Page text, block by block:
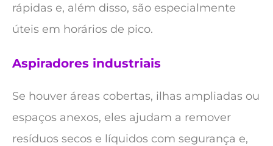
rápidas e, além disso, são especialmente
úteis em horários de pico.
Aspiradores industriais
Se houver áreas cobertas, ilhas ampliadas ou
espaços anexos, eles ajudam a remover
resíduos secos e líquidos com segurança e,